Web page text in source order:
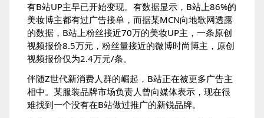
有B站UP主早已开始变现。有数据显示，B站上86%的
美妆博主都有过广告接单，而据某MCN向地歌网透露
的数据，B站上粉丝接近70万的美妆UP主，一条原创
视频报价8.5万元，粉丝量接近的微博时尚博主，原创
视频报价仅为2.4万元/条。
伴随Z世代新消费人群的崛起，B站正在被更多广告主
相中。某服装品牌市场负责人曾向媒体表示，现在很
难找到一个没有在B站做过推广的新锐品牌。